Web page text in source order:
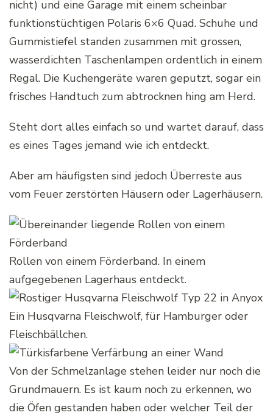
nicht) und eine Garage mit einem scheinbar
funktionstüchtigen Polaris 6×6 Quad. Schuhe und
Gummistiefel standen zusammen mit grossen,
wasserdichten Taschenlampen ordentlich in einem
Regal. Die Kuchengeräte waren geputzt, sogar ein
frisches Handtuch zum abtrocknen hing am Herd.
Steht dort alles einfach so und wartet darauf, dass
es eines Tages jemand wie ich entdeckt.
Aber am häufigsten sind jedoch Überreste aus
vom Feuer zerstörten Häusern oder Lagerhäusern.
Rollen von einem Förderband. In einem
aufgegebenen Lagerhaus entdeckt.
Ein Husqvarna Fleischwolf, für Hamburger oder
Fleischbällchen.
Von der Schmelzanlage stehen leider nur noch die
Grundmauern. Es ist kaum noch zu erkennen, wo
die Öfen gestanden haben oder welcher Teil der